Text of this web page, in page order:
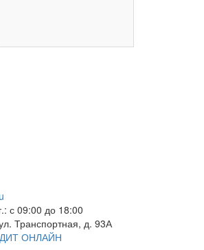
с 09:00 до 18:00
Транспортная, д. 93А
ОНЛАЙН